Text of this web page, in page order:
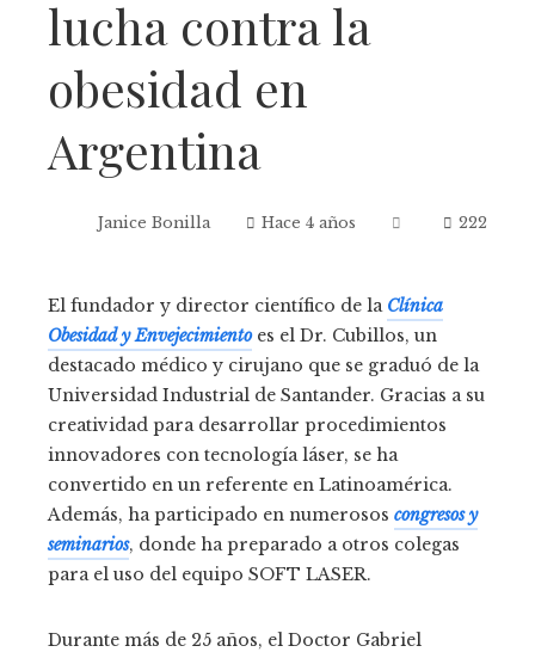
lucha contra la
obesidad en
Argentina
Janice Bonilla Hace 4 años 222
El fundador y director científico de la Clínica
Obesidad y Envejecimientoes el Dr. Cubillos, un
destacado médico y cirujano que se graduó de la
Universidad Industrial de Santander. Gracias a su
creatividad para desarrollar procedimientos
innovadores con tecnología láser, se ha
convertido en un referente en Latinoamérica.
Además, ha participado en numerosos congresos y
seminarios, donde ha preparado a otros colegas
para el uso del equipo SOFT LASER.
Durante más de 25 años, el Doctor Gabriel